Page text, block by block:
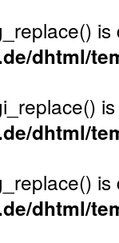
dhtml/
dhtml/
dhtml/